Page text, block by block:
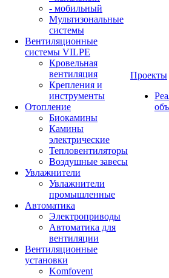
- мобильный
Мультизональные
системы
Вентиляционные
системы VILPE
Кровельная
вентиляция
Крепления и
инструменты
Отопление
Биокамины
Камины
электрические
Тепловентиляторы
Воздушные завесы
Увлажнители
Увлажнители
промышленные
Автоматика
Электроприводы
Автоматика для
вентиляции
Вентиляционные
установки
Komfovent
Проекты